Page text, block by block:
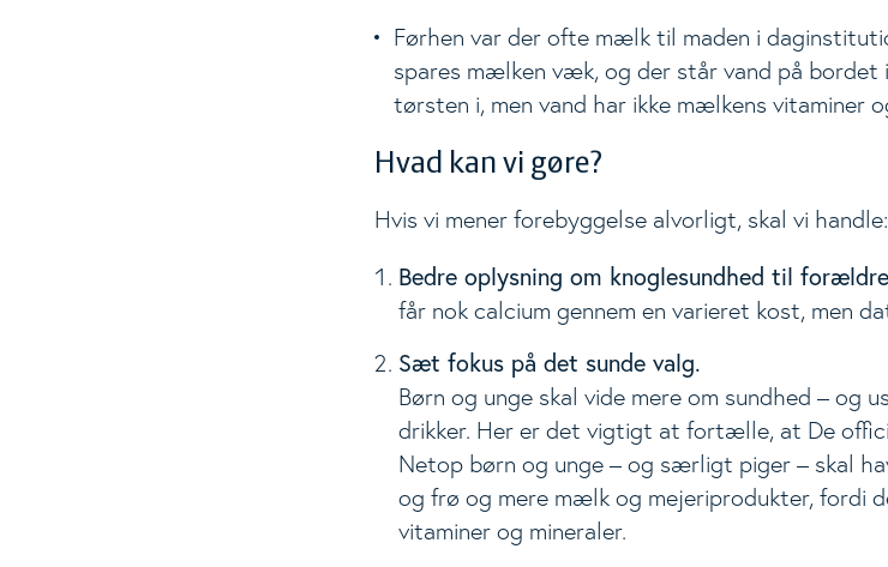
Førhen var der ofte mælk til maden i
spares mælken væk, og der står vand på
tørsten i, men vand har ikke mælkens vitaminer
Hvad kan vi gøre?
Hvis vi mener forebyggelse alvorligt, skal vi handle:
Bedre oplysning om knoglesundhed til
får nok calcium gennem en varieret kost, men
Sæt fokus på det sunde valg.
Børn og unge skal vide mere om sundhed – og
drikker. Her er det vigtigt at fortælle, at De
Netop børn og unge – og særligt piger – skal
og frø og mere mælk og mejeriprodukter, fordi
vitaminer og mineraler.